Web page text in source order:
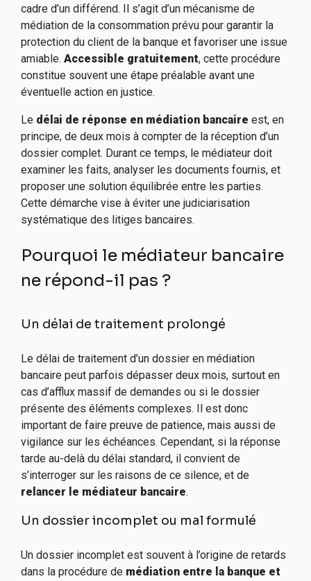
cadre d’un différend. Il s’agit d’un mécanisme de
médiation de la consommation prévu pour garantir la
protection du client de la banque et favoriser une issue
amiable. Accessible gratuitement, cette procédure
constitue souvent une étape préalable avant une
éventuelle action en justice.
Le délai de réponse en médiation bancaire est, en
principe, de deux mois à compter de la réception d’un
dossier complet. Durant ce temps, le médiateur doit
examiner les faits, analyser les documents fournis, et
proposer une solution équilibrée entre les parties.
Cette démarche vise à éviter une judiciarisation
systématique des litiges bancaires.
Pourquoi le médiateur bancaire
ne répond-il pas ?
Un délai de traitement prolongé
Le délai de traitement d’un dossier en médiation
bancaire peut parfois dépasser deux mois, surtout en
cas d’afflux massif de demandes ou si le dossier
présente des éléments complexes. Il est donc
important de faire preuve de patience, mais aussi de
vigilance sur les échéances. Cependant, si la réponse
tarde au-delà du délai standard, il convient de
s’interroger sur les raisons de ce silence, et de
relancer le médiateur bancaire.
Un dossier incomplet ou mal formulé
Un dossier incomplet est souvent à l’origine de retards
dans la procédure de médiation entre la banque et